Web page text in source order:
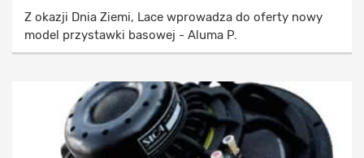
Z okazji Dnia Ziemi, Lace wprowadza do oferty nowy
model przystawki basowej - Aluma P.